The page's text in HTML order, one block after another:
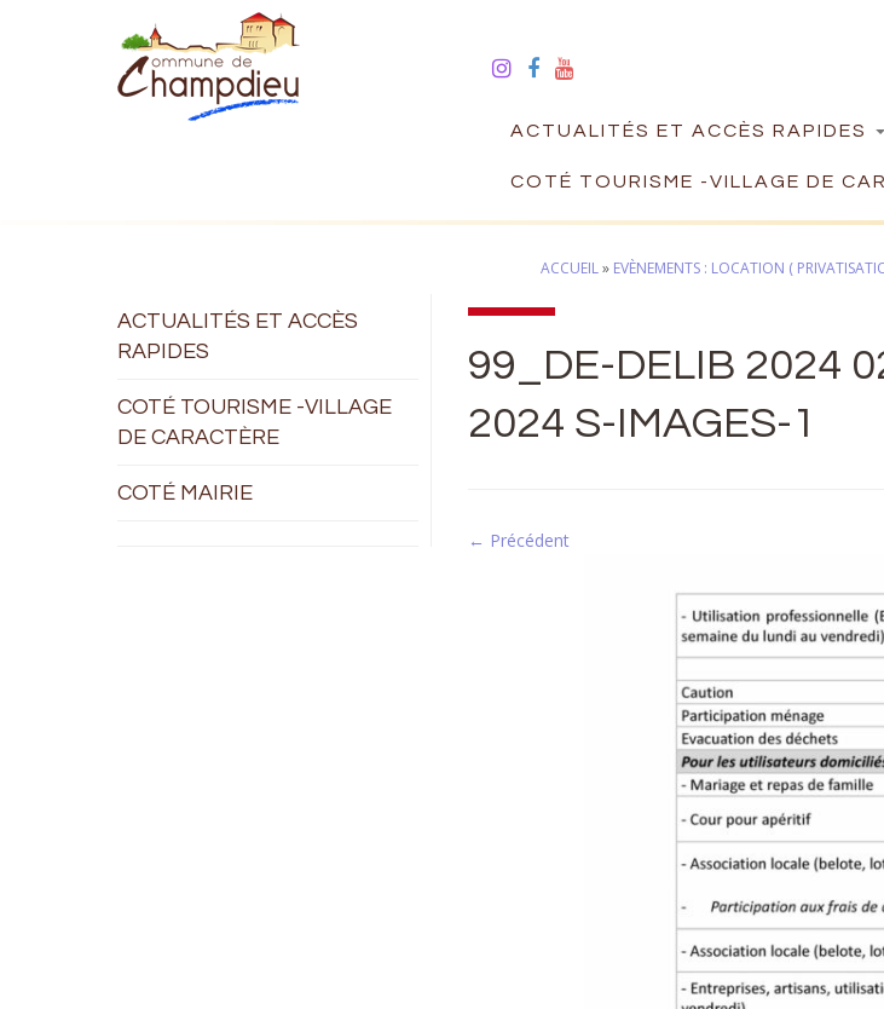
ACTUALITÉS ET ACCÈS RAPIDES
COTÉ TOURISME -VILLAGE DE
ACCUEIL» EVÈNEMENTS : LOCATION (
ACTUALITÉS ET ACCÈS
RAPIDES
COTÉ TOURISME -VILLAGE
DE CARACTÈRE
COTÉ MAIRIE
99_DE-DELIB 2024
2024 S-IMAGES-1
← Précédent